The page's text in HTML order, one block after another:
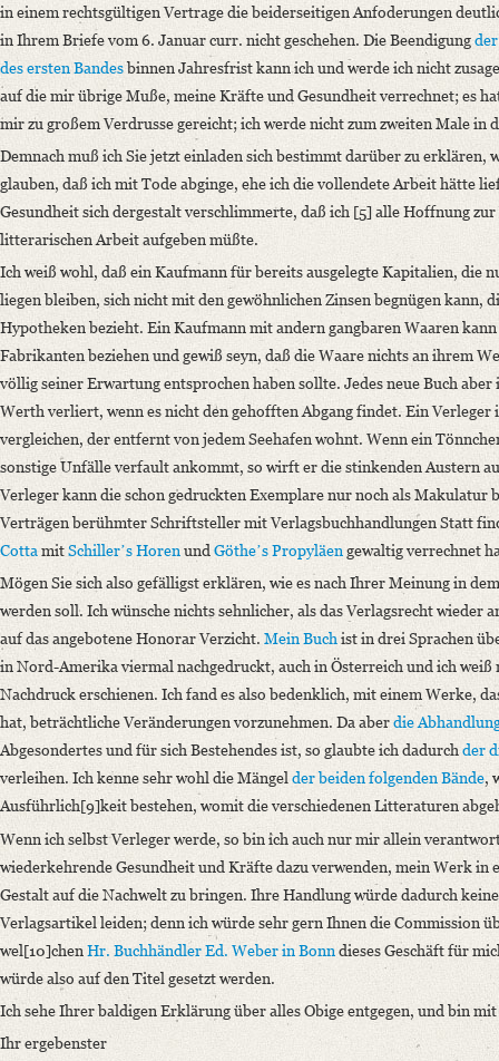
Classification Number: Mscr.Dresd.e.90,XIX,Bd.16,Nr.100
Number of Pages: 8 S. auf Doppelbl. u. 2 S., hs.
Format: 21,1 x 16,8 cm
Language
in einem rechtsgültigen Vertrage die beiderseitigen Anfoderungen
in Ihrem Briefe vom 6. Januar curr. nicht geschehen. Die Beendigung
des ersten Bandesbinnen Jahresfrist kann ich und werde ich nicht
auf die mir übrige Muße, meine Kräfte und Gesundheit verrechnet; es
mir zu großem Verdrusse gereicht; ich werde nicht zum zweiten Male in
Demnach muß ich Sie jetzt einladen sich bestimmt darüber zu erklären,
glauben, daß ich mit Tode abginge, ehe ich die vollendete Arbeit hätte
Gesundheit sich dergestalt verschlimmerte, daß ich [5] alle Hoffnung
litterarischen Arbeit aufgeben müßte.
Ich weiß wohl, daß ein Kaufmann für bereits ausgelegte Kapitalien, die
liegen bleiben, sich nicht mit den gewöhnlichen Zinsen begnügen kann,
Hypotheken bezieht. Ein Kaufmann mit andern gangbaren Waaren
Fabrikanten beziehen und gewiß seyn, daß die Waare nichts an ihrem
völlig seiner Erwartung entsprochen haben sollte. Jedes neue Buch aber
Werth verliert, wenn es nicht den gehofften Abgang findet. Ein Verleger
vergleichen, der entfernt von jedem Seehafen wohnt. Wenn ein
sonstige Unfälle verfault ankommt, so wirft er die stinkenden Austern
Verleger kann die schon gedruckten Exemplare nur noch als Makulatur
Verträgen berühmter Schriftsteller mit Verlagsbuchhandlungen Statt
Cotta mitSchillerʼsHorenund GötheʼsPropyläen gewaltig verrechnet
Mögen Sie sich also gefälligst erklären, wie es nach Ihrer Meinung in
werden soll. Ich wünsche nichts sehnlicher, als das Verlagsrecht wieder
auf das angebotene Honorar Verzicht. Mein Buchist in drei Sprachen
in Nord-Amerika viermal nachgedruckt, auch in Österreich und ich weiß
Nachdruck erschienen. Ich fand es also bedenklich, mit einem Werke,
hat, beträchtliche Veränderungen vorzunehmen. Da aberdie
Abgesondertes und für sich Bestehendes ist, so glaubte ich dadurchder
verleihen. Ich kenne sehr wohl die Mängelder beiden folgenden Bände,
Ausführlich[9]keit bestehen, womit die verschiedenen Litteraturen
Wenn ich selbst Verleger werde, so bin ich auch nur mir allein
wiederkehrende Gesundheit und Kräfte dazu verwenden, mein Werk in
Gestalt auf die Nachwelt zu bringen. Ihre Handlung würde dadurch
Verlagsartikel leiden; denn ich würde sehr gern Ihnen die Commission
wel[10]chenHr. Buchhändler Ed. Weber in Bonndieses Geschäft für
würde also auf den Titel gesetzt werden.
Ich sehe Ihrer baldigen Erklärung über alles Obige entgegen, und bin
Ihr ergebenster